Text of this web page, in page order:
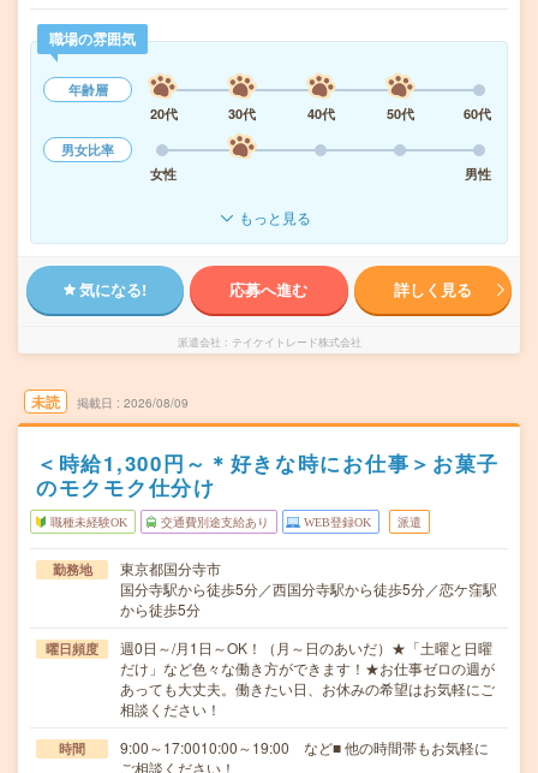
職場の雰囲気
年齢層
20代
30代 40代 50代
60代
男女比率
女性
男性
もっと見る
気になる! 応募へ進む 詳しく見る
派遣会社 テイケイトレード株式会社
未読 掲載日 2026/08/09
＜時給1,300円～＊好きな時にお仕事＞お菓子
のモクモク仕分け
職種未経験OK 交通費別途支給あり WEB登録OK 派遣
勤務地
東京都国分寺市
国分寺駅から徒歩5分／西国分寺駅から徒歩5分／恋ケ窪駅
から徒歩5分
曜日頻度
週0日～/月1日～OK！（月～日のあいだ）★「土曜と日曜
だけ」など色々な働き方ができます！★お仕事ゼロの週が
あっても大丈夫。働きたい日、お休みの希望はお気軽にご
相談ください！
時間
9:00～17:0010:00～19:00 など■ 他の時間帯もお気軽に
ご相談ください！